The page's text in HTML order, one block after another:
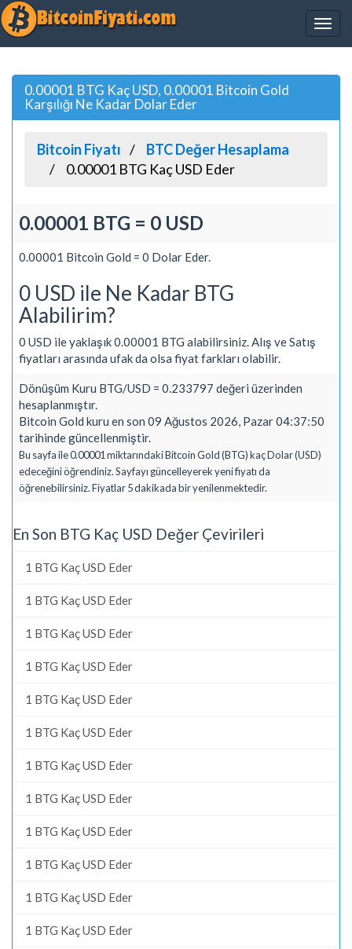
0.00001 BTG Kaç USD, 0.00001 Bitcoin Gold
Karşılığı Ne Kadar Dolar Eder
Bitcoin Fiyatı
BTC Değer Hesaplama
0.00001 BTG Kaç USD Eder
0.00001 BTG = 0 USD
0.00001 Bitcoin Gold = 0 Dolar Eder.
0 USD ile Ne Kadar BTG
Alabilirim?
0 USD ile yaklaşık 0.00001 BTG alabilirsiniz. Alış ve Satış
fiyatları arasında ufak da olsa fiyat farkları olabilir.
Dönüşüm Kuru BTG/USD = 0.233797 değeri üzerinden
hesaplanmıştır.
Bitcoin Gold kuru en son 09 Ağustos 2026, Pazar 04:37:50
tarihinde güncellenmiştir.
Bu sayfa ile 0.00001 miktarındaki Bitcoin Gold (BTG) kaç Dolar (USD)
edeceğini öğrendiniz. Sayfayı güncelleyerek yeni fiyatı da
öğrenebilirsiniz. Fiyatlar 5 dakikada bir yenilenmektedir.
En Son BTG Kaç USD Değer Çevirileri
1 BTG Kaç USD Eder
1 BTG Kaç USD Eder
1 BTG Kaç USD Eder
1 BTG Kaç USD Eder
1 BTG Kaç USD Eder
1 BTG Kaç USD Eder
1 BTG Kaç USD Eder
1 BTG Kaç USD Eder
1 BTG Kaç USD Eder
1 BTG Kaç USD Eder
1 BTG Kaç USD Eder
1 BTG Kaç USD Eder